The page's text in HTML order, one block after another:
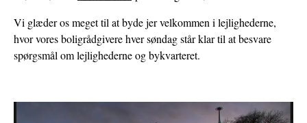
Vi glæder os meget til at byde jer velkommen i lejlighederne,
hvor vores boligrådgivere hver søndag står klar til at besvare
spørgsmål om lejlighederne og bykvarteret.